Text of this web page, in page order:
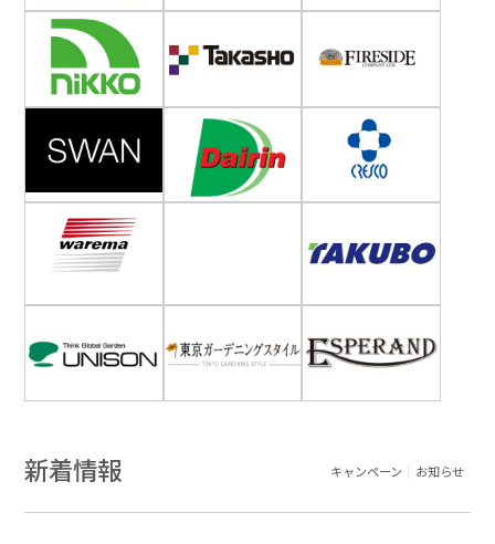
新着情報 キャンペーン お知らせ